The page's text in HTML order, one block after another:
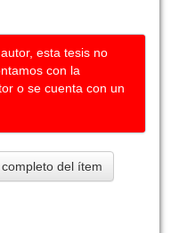
esta tesis no
con la
o se cuenta con un
del ítem